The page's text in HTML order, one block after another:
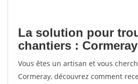
La solution pour
chantiers : Cormeray
Vous êtes un artisan et vous
Cormeray, découvrez comment